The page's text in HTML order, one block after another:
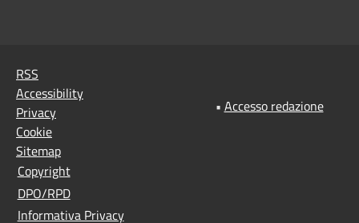
RSS
Accessibility
Privacy
Cookie
Sitemap
Copyright
DPO/RPD
Informativa Privacy
• Accesso redazione